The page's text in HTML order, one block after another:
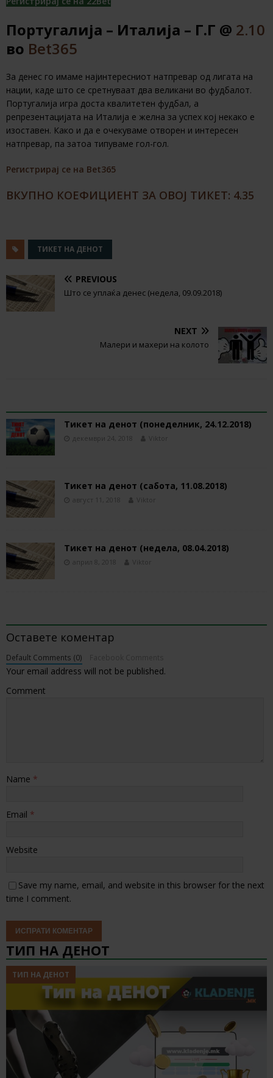
Португалија – Италија – Г.Г @ 2.10
во Bet365
За денес го имаме најинтересниот натпревар од лигата на
нации, каде што се сретнуваат два великани во фудбалот.
Португалија игра доста квалитетен фудбал, а
репрезентацијата на Италија е желна за успех кој некако е
изоставен. Како и да е очекуваме отворен и интересен
натпревар, па затоа типуваме гол-гол.
Регистрирај се на Bet365
ВКУПНО КОЕФИЦИЕНТ ЗА ОВОЈ ТИКЕТ: 4.35
ТИКЕТ НА ДЕНОТ
PREVIOUS
Што се уплаќа денес (недела, 09.09.2018)
NEXT
Малери и махери на колото
Тикет на денот (понеделник, 24.12.2018)
декември 24, 2018 Viktor
Тикет на денот (сабота, 11.08.2018)
август 11, 2018 Viktor
Тикет на денот (недела, 08.04.2018)
април 8, 2018 Viktor
Оставете коментар
Default Comments (0)
Your email address will not be published.
Comment
Name *
Email *
Website
Save my name, email, and website in this browser for the next
time I comment.
ТИП НА ДЕНОТ
ТИП НА ДЕНОТ